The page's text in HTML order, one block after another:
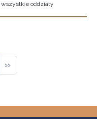
wszystkie oddziały
Następna strona
››